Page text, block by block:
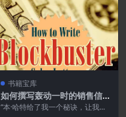
书籍宝库
如何撰写轰动一时的销售信
[英语]
“本·哈特给了我一个秘诀，让我了